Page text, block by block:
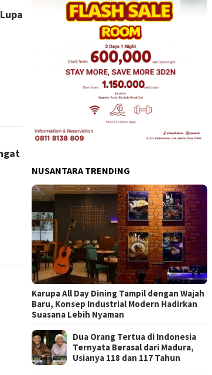
NUSANTARA TRENDING
Karupa All Day Dining Tampil dengan Wajah
Baru, Konsep Industrial Modern Hadirkan
Suasana Lebih Nyaman
Dua Orang Tertua di Indonesia
Ternyata Berasal dari Madura,
Usianya 118 dan 117 Tahun